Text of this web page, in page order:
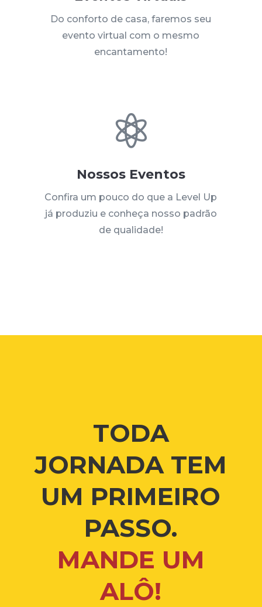
Do conforto de casa, faremos seu
evento virtual com o mesmo
encantamento!

Nossos Eventos
Confira um pouco do que a Level Up
já produziu e conheça nosso padrão
de qualidade!
TODA
JORNADA TEM
UM PRIMEIRO
PASSO.
MANDE UM
ALÔ!